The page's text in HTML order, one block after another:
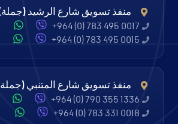
منفذ تسويق شارع الرشيد
+964 (0) 783 495 0017
+964 (0) 783 495 0015
منفذ تسويق شارع المتنبي
+964 (0) 790 355 1336
+964 (0) 783 331 0018